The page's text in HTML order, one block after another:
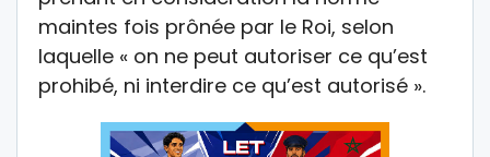
maintes fois prônée par le Roi, selon
laquelle « on ne peut autoriser ce qu’est
prohibé, ni interdire ce qu’est autorisé ».